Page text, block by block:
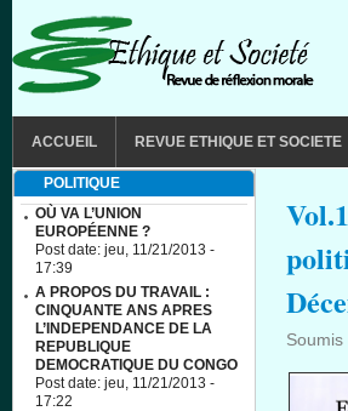
ACCUEIL REVUE ETHIQUE ET SOCIETE
Soumis
POLITIQUE
OÙ VA L’UNION
EUROPÉENNE ?
Post date: jeu, 11/21/2013 -
17:39
A PROPOS DU TRAVAIL :
CINQUANTE ANS APRES
L’INDEPENDANCE DE LA
REPUBLIQUE
DEMOCRATIQUE DU CONGO
Post date: jeu, 11/21/2013 -
17:22